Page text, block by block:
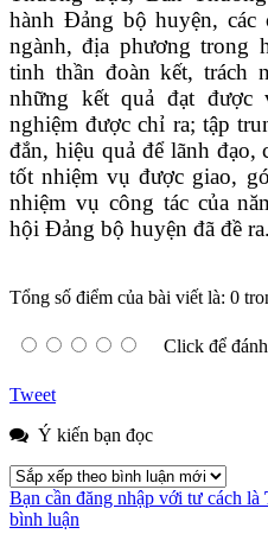
hành Đảng bộ huyện, các
ngành, địa phương trong
tinh thần đoàn kết, trách
những kết quả đạt
nghiệm được chỉ ra; tập
đắn, hiệu quả để lãnh
tốt nhiệm vụ được giao,
nhiệm vụ công tác của
hội Đảng bộ huyện đã đề ra.
Tổng số điểm của bài viết là: 0
Click để
Tweet
Ý kiến bạn đọc
Bạn cần đăng nhập với tư cách là
bình luận